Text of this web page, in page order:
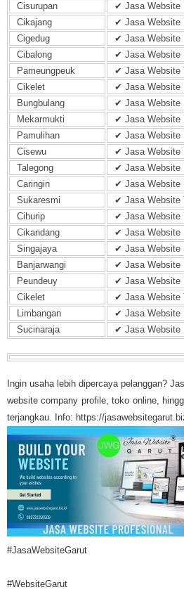
Cisurupan
✔ Jasa Website
Cikajang
✔ Jasa Website
Cigedug
✔ Jasa Website
Cibalong
✔ Jasa Website
Pameungpeuk
✔ Jasa Website
Cikelet
✔ Jasa Website
Bungbulang
✔ Jasa Website
Mekarmukti
✔ Jasa Website
Pamulihan
✔ Jasa Website
Cisewu
✔ Jasa Website
Talegong
✔ Jasa Website
Caringin
✔ Jasa Website
Sukaresmi
✔ Jasa Website
Cihurip
✔ Jasa Website
Cikandang
✔ Jasa Website
Singajaya
✔ Jasa Website
Banjarwangi
✔ Jasa Website
Peundeuy
✔ Jasa Website
Cikelet
✔ Jasa Website
Limbangan
✔ Jasa Website
Sucinaraja
✔ Jasa Website
Ingin usaha lebih dipercaya pelanggan?
website company profile, toko online,
terjangkau. Info: https://
#JasaWebsiteGarut
#WebsiteGarut